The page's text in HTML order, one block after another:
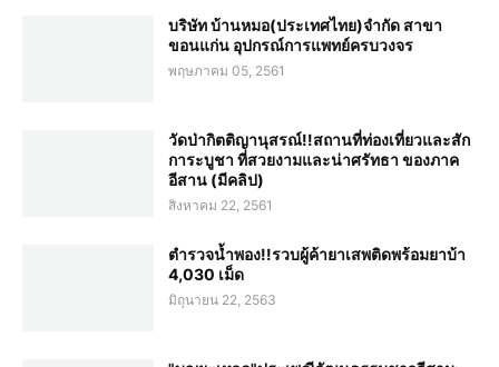
บริษัท บ้านหมอ(ประเทศไทย)จำกัด สาขา
ขอนแก่น อุปกรณ์การแพทย์ครบวงจร
พฤษภาคม 05, 2561
วัดป่ากิตติญานุสรณ์!!สถานที่ท่องเที่ยวและสัก
การะบูชา ที่สวยงามและน่าศรัทธา ของภาค
อีสาน (มีคลิป)
สิงหาคม 22, 2561
ตำรวจน้ำพอง!!รวบผู้ค้ายาเสพติดพร้อมยาบ้า
4,030 เม็ด
มิถุนายน 22, 2563